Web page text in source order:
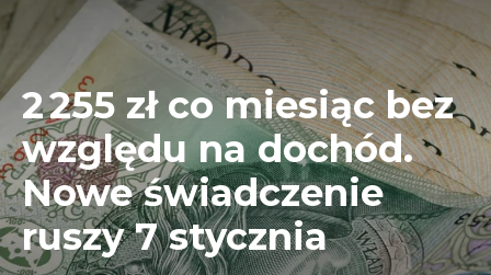
2 255 zł co miesiąc bez
względu na dochód.
Nowe świadczenie
ruszy 7 stycznia